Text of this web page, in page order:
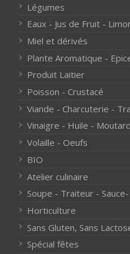
Légumes
Eaux - Jus de Fruit -
Miel et dérivés
Plante Aromatique -
Produit Laitier
Poisson - Crustacé
Viande - Charcuterie -
Vinaigre - Huile -
Volaille - Oeufs
BIO
Atelier culinaire
Soupe - Traiteur -
Horticulture
Sans Gluten, Sans
Spécial fêtes